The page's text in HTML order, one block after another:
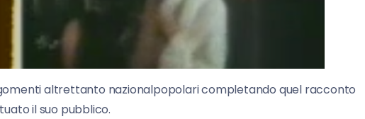
altrettanto nazionalpopolari completando quel racconto
il suo pubblico.